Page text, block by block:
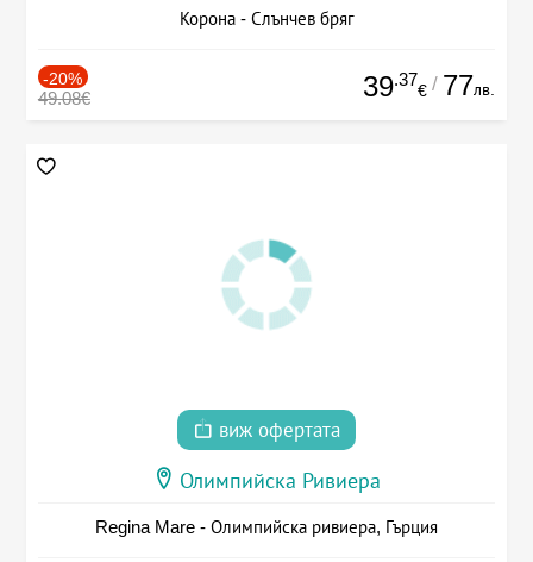
Корона - Слънчев бряг
-20%
49.08€ 39.37
€ / 77лв.
виж офертата
Олимпийска Ривиера
Regina Mare - Олимпийска ривиера, Гърция